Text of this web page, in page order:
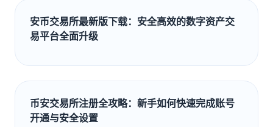
安币交易所最新版下载：安全高效的数字资产交
易平台全面升级
币安交易所注册全攻略：新手如何快速完成账号
开通与安全设置